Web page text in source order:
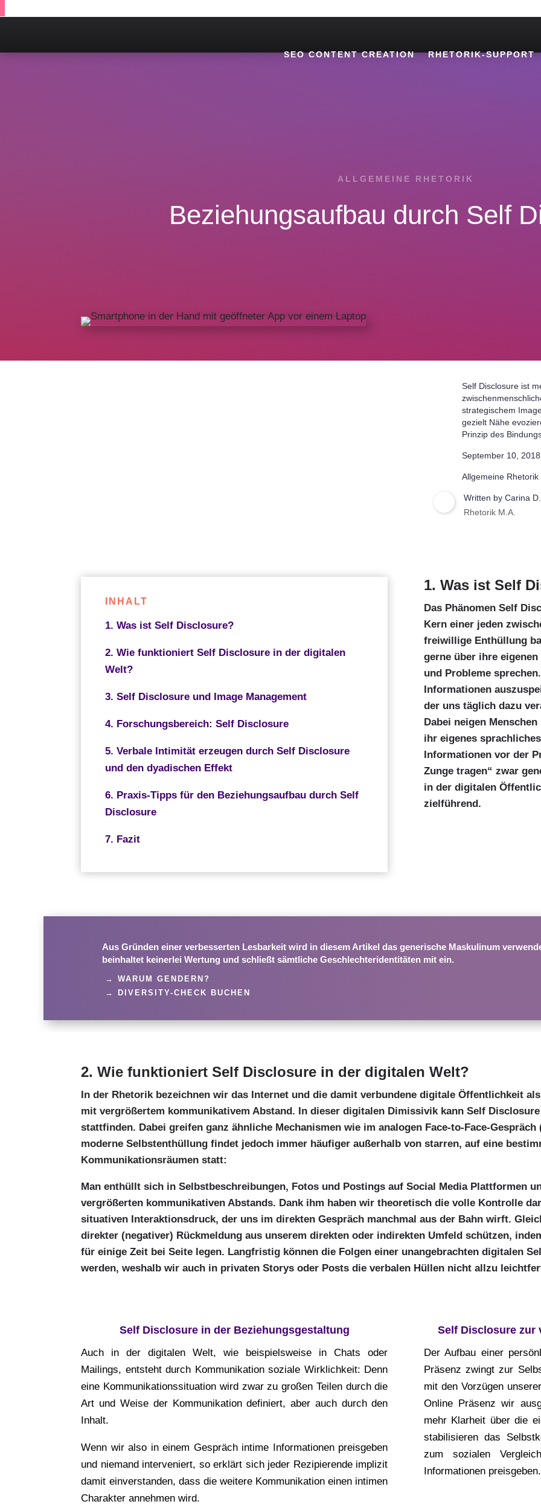
SEO CONTENT CREATION RHETORIK-SUPPORT
ALLGEMEINE RHETORIK
Beziehungsaufbau durch Self
Self Disclosure ist
strategischem
gezielt Nähe
Prinzip des
September 10, 2018
Allgemeine Rhetorik
Written byCarina
Rhetorik M.A.
INHALT
1. Was ist Self Disclosure?
2. Wie funktioniert Self Disclosure in der digitalen
Welt?
3. Self Disclosure und Image Management
4. Forschungsbereich: Self Disclosure
5. Verbale Intimität erzeugen durch Self Disclosure
und den dyadischen Effekt
6. Praxis-Tipps für den Beziehungsaufbau durch Self
Disclosure
7. Fazit
1. Was ist Self
Das Phänomen Self
Kern einer jeden
freiwillige Enthüllung
gerne über ihre
und Probleme
Informationen
der uns täglich dazu
Dabei neigen
ihr eigenes
Informationen vor der
Zunge tragen“ zwar
in der digitalen
zielführend.
Aus Gründen einer verbesserten Lesbarkeit wird in diesem Artikel das generische Maskulinum
beinhaltet keinerlei Wertung und schließt sämtliche Geschlechteridentitäten mit ein.
→ WARUM GENDERN?
→ DIVERSITY-CHECK BUCHEN
2. Wie funktioniert Self Disclosure in der digitalen Welt?
In der Rhetorik bezeichnen wir das Internet und die damit verbundene digitale Öffentlichkeit
mit vergrößertem kommunikativem Abstand. In dieser digitalen Dimissivik kann Self
stattfinden. Dabei greifen ganz ähnliche Mechanismen wie im analogen Face-to-Face-
moderne Selbstenthüllung findet jedoch immer häufiger außerhalb von starren, auf eine
Kommunikationsräumen statt:
Man enthüllt sich in Selbstbeschreibungen, Fotos und Postings auf Social Media Plattformen
vergrößerten kommunikativen Abstands. Dank ihm haben wir theoretisch die volle Kontrolle
situativen Interaktionsdruck, der uns im direkten Gespräch manchmal aus der Bahn wirft.
direkter (negativer) Rückmeldung aus unserem direkten oder indirekten Umfeld schützen,
für einige Zeit bei Seite legen. Langfristig können die Folgen einer unangebrachten digitalen
werden, weshalb wir auch in privaten Storys oder Posts die verbalen Hüllen nicht allzu
Self Disclosure in der Beziehungsgestaltung
Auch in der digitalen Welt, wie beispielsweise in Chats oder
Mailings, entsteht durch Kommunikation soziale Wirklichkeit: Denn
eine Kommunikationssituation wird zwar zu großen Teilen durch die
Art und Weise der Kommunikation definiert, aber auch durch den
Inhalt.
Wenn wir also in einem Gespräch intime Informationen preisgeben
und niemand interveniert, so erklärt sich jeder Rezipierende implizit
damit einverstanden, dass die weitere Kommunikation einen intimen
Charakter annehmen wird.
Self Disclosure zur
Der Aufbau einer
Präsenz zwingt zur
mit den Vorzügen
Online Präsenz wir
mehr Klarheit über die
stabilisieren das
zum sozialen
Informationen preisgeben.